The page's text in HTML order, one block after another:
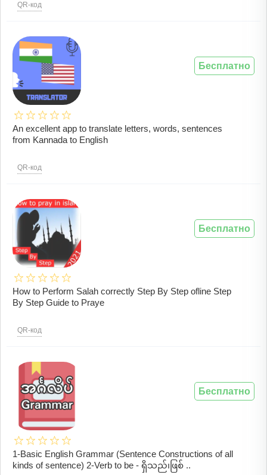
QR-код
An excellent app to translate letters, words, sentences
from Kannada to English
QR-код
Бесплатно
How to Perform Salah correctly Step By Step ofline Step
By Step Guide to Praye
QR-код
Бесплатно
1-Basic English Grammar (Sentence Constructions of all
kinds of sentence) 2-Verb to be - ရှိသည်၊ဖြစ် ..
Бесплатно